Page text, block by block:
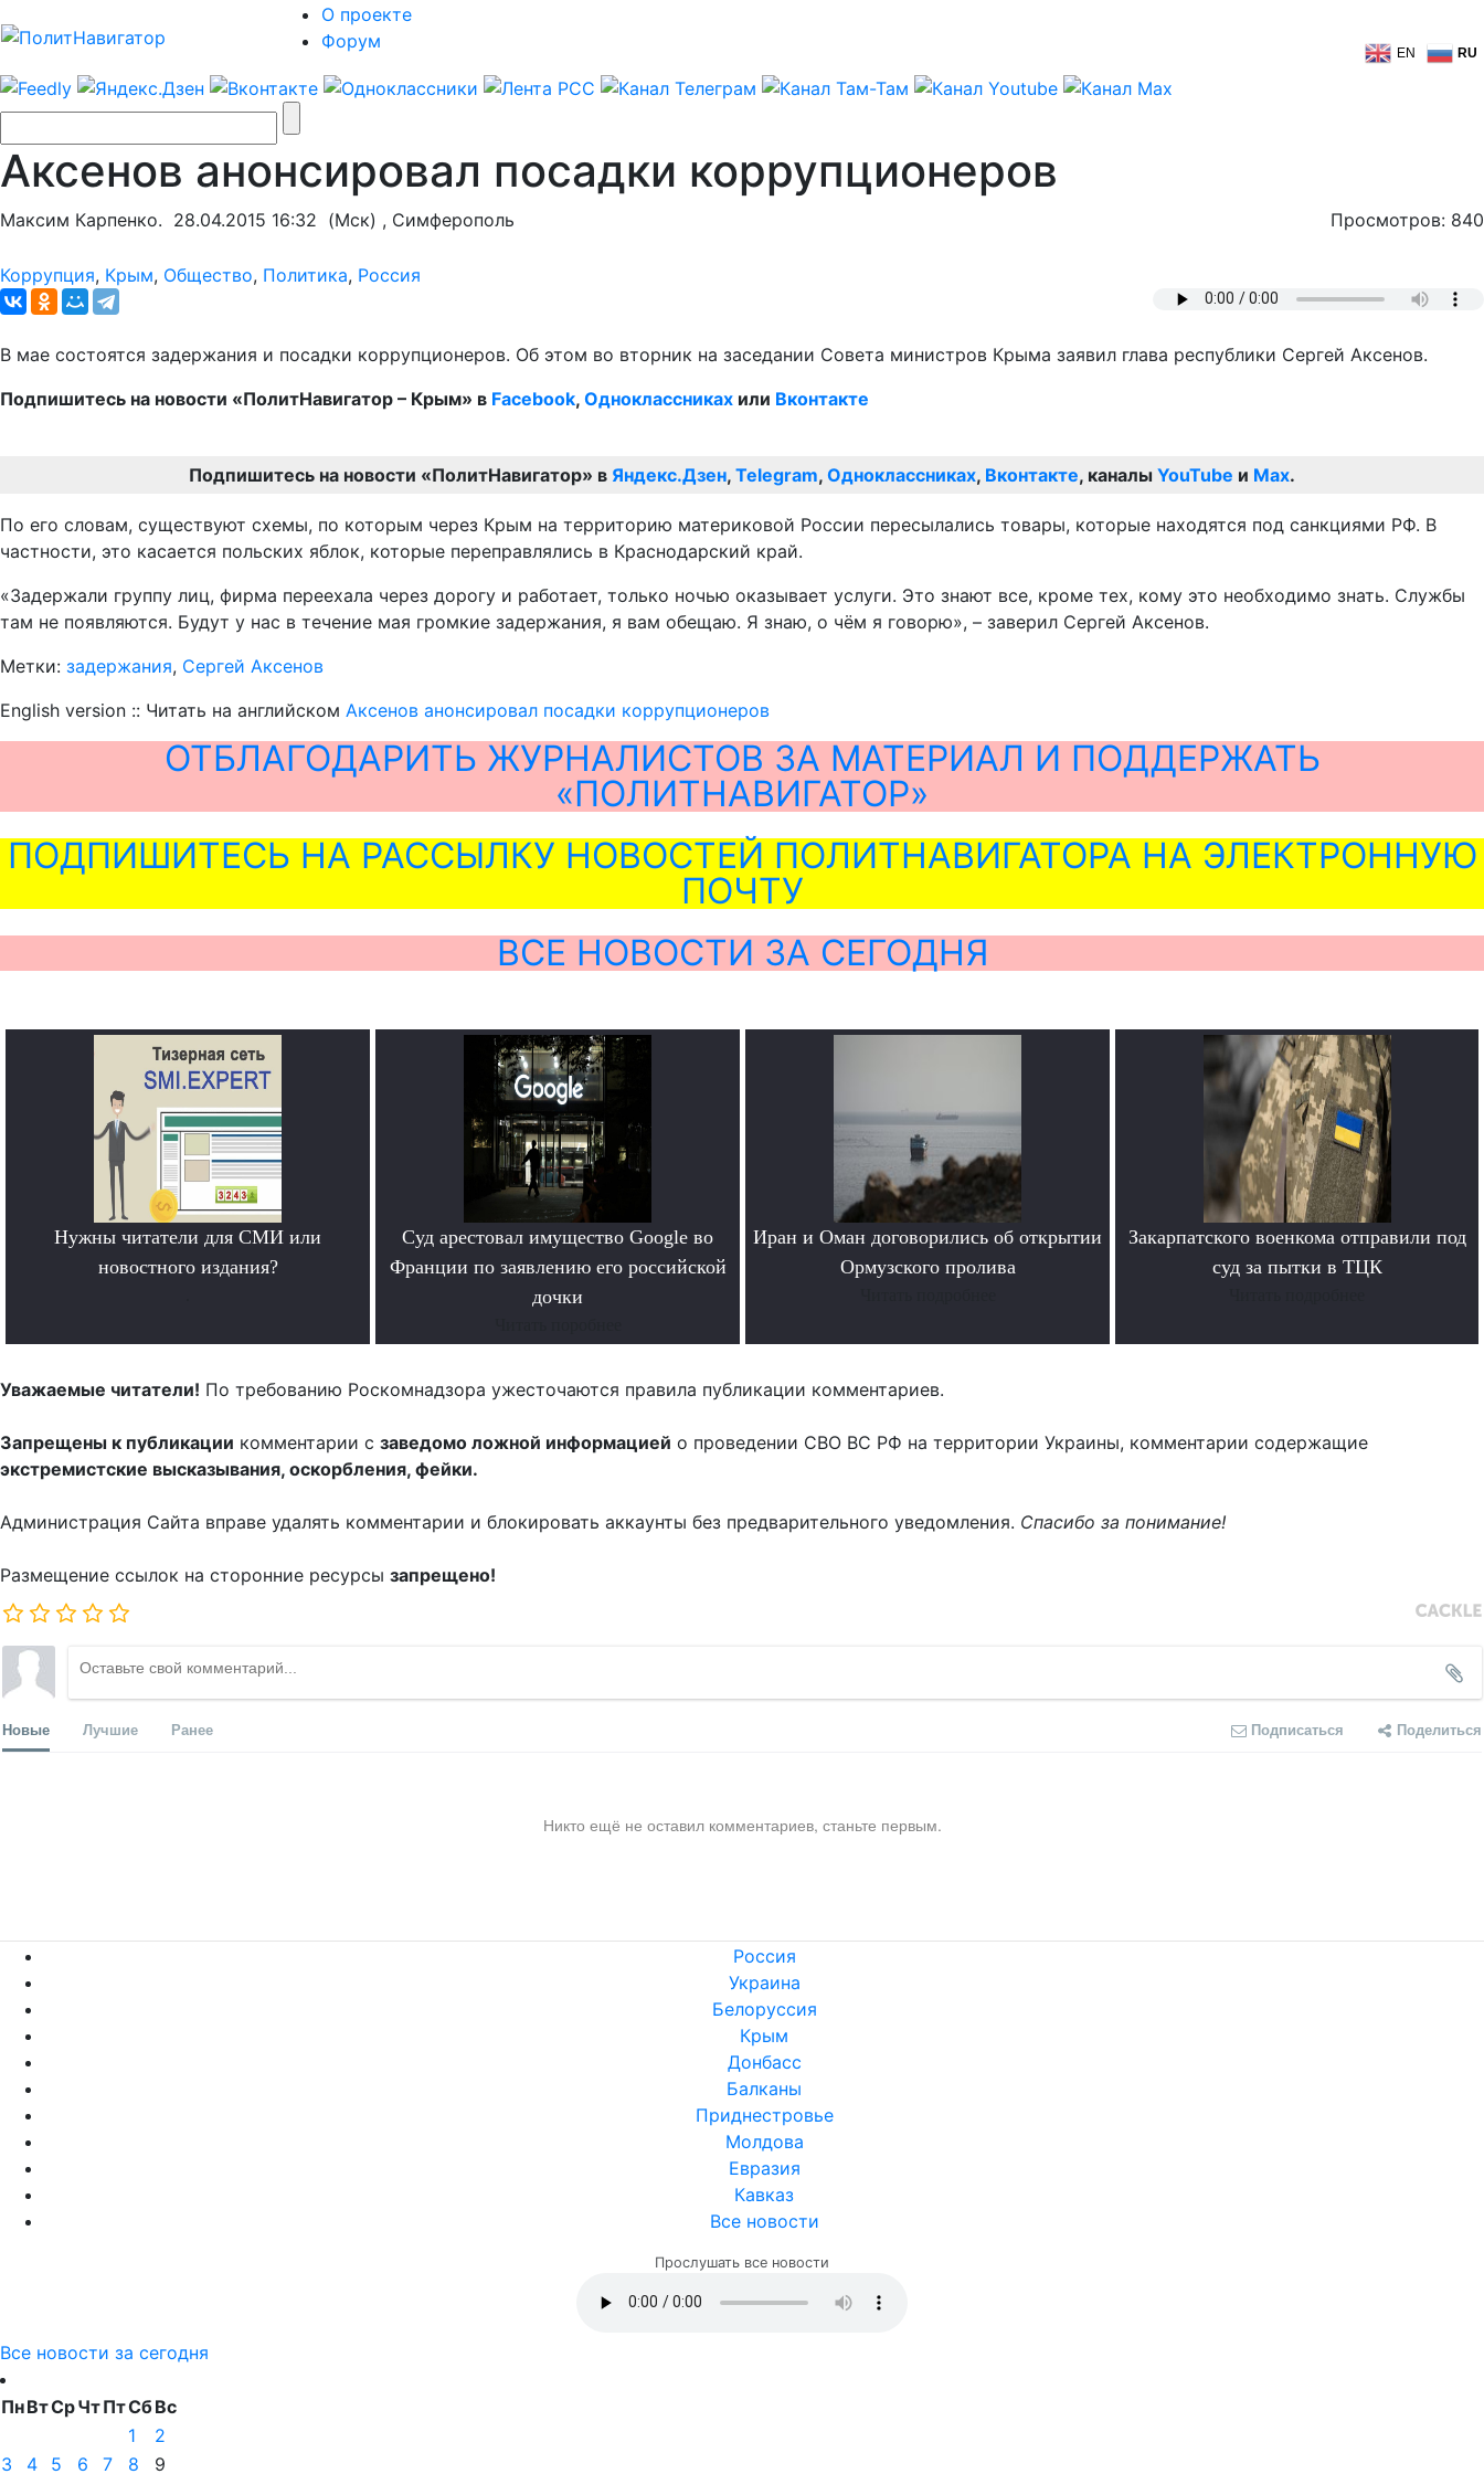
О проекте
Форум
EN RU
Аксенов анонсировал посадки коррупционеров
Максим Карпенко. 28.04.2015 16:32 (Мск) , Симферополь Просмотров: 840
Коррупция, Крым, Общество, Политика, Россия
В мае состоятся задержания и посадки коррупционеров. Об этом во вторник на заседании Совета министров Крыма заявил глава республики Сергей Аксенов.
Подпишитесь на новости «ПолитНавигатор – Крым» в Facebook, Одноклассниках или Вконтакте
Подпишитесь на новости «ПолитНавигатор» в Яндекс.Дзен, Telegram, Одноклассниках, Вконтакте, каналы YouTube и Max.
По его словам, существуют схемы, по которым через Крым на территорию материковой России пересылались товары, которые находятся под санкциями РФ. В
частности, это касается польских яблок, которые переправлялись в Краснодарский край.
«Задержали группу лиц, фирма переехала через дорогу и работает, только ночью оказывает услуги. Это знают все, кроме тех, кому это необходимо знать. Службы
там не появляются. Будут у нас в течение мая громкие задержания, я вам обещаю. Я знаю, о чём я говорю», – заверил Сергей Аксенов.
Метки: задержания, Сергей Аксенов
English version :: Читать на английском Аксенов анонсировал посадки коррупционеров
ОТБЛАГОДАРИТЬ ЖУРНАЛИСТОВ ЗА МАТЕРИАЛ И ПОДДЕРЖАТЬ
«ПОЛИТНАВИГАТОР»
ПОДПИШИТЕСЬ НА РАССЫЛКУ НОВОСТЕЙ ПОЛИТНАВИГАТОРА НА ЭЛЕКТРОННУЮ
ПОЧТУ
ВСЕ НОВОСТИ ЗА СЕГОДНЯ
Нужны читатели для СМИ или
новостного издания?
Суд арестовал имущество Google во
Франции по заявлению его российской
дочки
Иран и Оман договорились об открытии
Ормузского пролива
Закарпатского военкома отправили под
суд за пытки в ТЦК
Уважаемые читатели! По требованию Роскомнадзора ужесточаются правила публикации комментариев.
Запрещены к публикации комментарии с заведомо ложной информацией о проведении СВО ВС РФ на территории Украины, комментарии содержащие
экстремистские высказывания, оскорбления, фейки.
Администрация Сайта вправе удалять комментарии и блокировать аккаунты без предварительного уведомления. Спасибо за понимание!
Размещение ссылок на сторонние ресурсы запрещено!
Новые Лучшие Ранее Подписаться Поделиться
Никто ещё не оставил комментариев, станьте первым.
Россия
Украина
Белоруссия
Крым
Донбасс
Балканы
Приднестровье
Молдова
Евразия
Кавказ
Все новости
Прослушать все новости
Все новости за сегодня
ПнВтСрЧтПтСбВс
1
2
3
4 5 6 7 8
9